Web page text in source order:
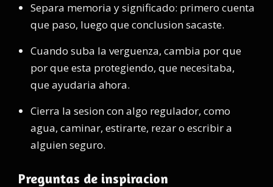
Separa memoria y significado: primero cuenta
que paso, luego que conclusion sacaste.
Cuando suba la verguenza, cambia por que
por que esta protegiendo, que necesitaba,
que ayudaria ahora.
Cierra la sesion con algo regulador, como
agua, caminar, estirarte, rezar o escribir a
alguien seguro.
Preguntas de inspiracion